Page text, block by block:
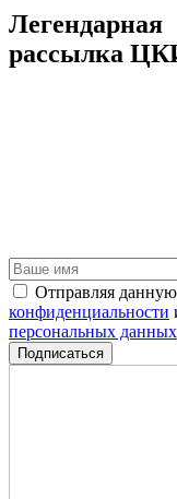
Легендарная
рассылка
Отправляя
конфиденциальности
персональных данных
Подписаться